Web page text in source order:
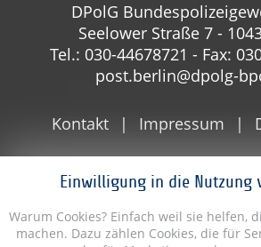
Einwilligung in die Nutzung
Warum Cookies? Einfach weil sie helfen,
machen. Dazu zählen Cookies, die für
DPolG
Seelower Straße 7 -
Tel.: 030-44678721 - Fax:
post.berlin@dpolg-
Kontakt Impressum